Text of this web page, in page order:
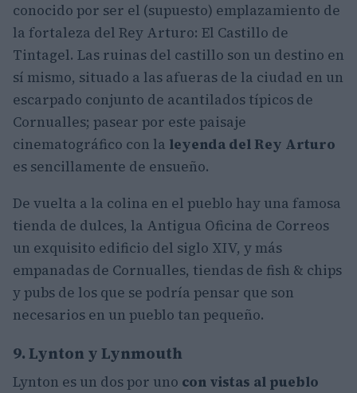
conocido por ser el (supuesto) emplazamiento de
la fortaleza del Rey Arturo: El Castillo de
Tintagel. Las ruinas del castillo son un destino en
sí mismo, situado a las afueras de la ciudad en un
escarpado conjunto de acantilados típicos de
Cornualles; pasear por este paisaje
cinematográfico con la leyenda del Rey Arturo
es sencillamente de ensueño.
De vuelta a la colina en el pueblo hay una famosa
tienda de dulces, la Antigua Oficina de Correos
un exquisito edificio del siglo XIV, y más
empanadas de Cornualles, tiendas de fish & chips
y pubs de los que se podría pensar que son
necesarios en un pueblo tan pequeño.
9. Lynton y Lynmouth
Lynton es un dos por uno con vistas al pueblo